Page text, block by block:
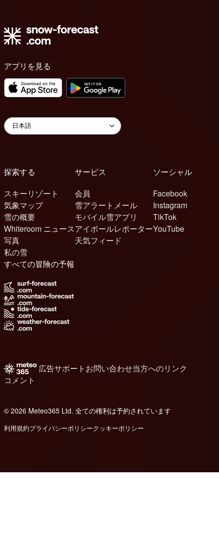
アプリを見る
探索する
スキーリゾート
気象マップ
雪の概要
Whiteroom ニュース
写真
私の雪
サービス
会員
雪アラートメール
モバイル雪アプリ
アイボールレポーター
天気フィード
ソーシャル
Facebook
Instagram
TikTok
YouTube
すべての冒険の予報
広告サポート お問い合わせ当方へのリンク
コメント
© 2026 Meteo365 Ltd. 全ての権利は予約されています
利用規約プライバシーポリシークッキーポリシー